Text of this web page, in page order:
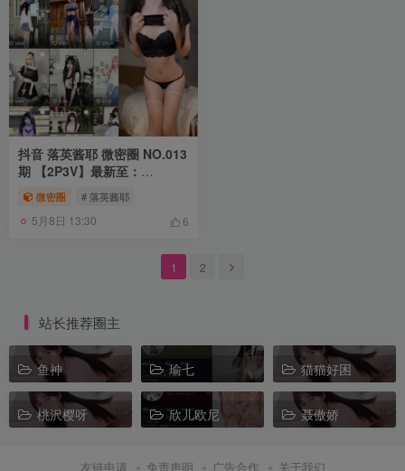
抖音 落英酱耶 微密圈 NO.013
期 【2P3V】最新至：
2023.9.27
微密圈 # 落英酱耶
5月8日 13:30 6
1 2
站长推荐圈主
鱼神 瑜七 猫猫好困
桃沢樱呀 欣儿欧尼 聂傲娇
友链申请 免责声明 广告合作 关于我们